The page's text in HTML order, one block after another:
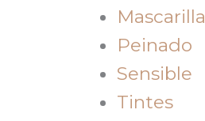
Mascarilla
Peinado
Sensible
Tintes